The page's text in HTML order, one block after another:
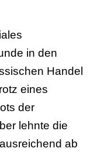
in den
Handel
eines
der
lehnte die
ab